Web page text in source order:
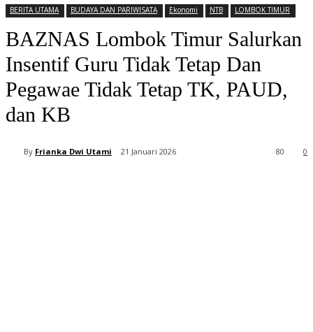
BERITA UTAMA BUDAYA DAN PARIWISATA Ekonomi NTB LOMBOK TIMUR
BAZNAS Lombok Timur Salurkan
Insentif Guru Tidak Tetap Dan
Pegawae Tidak Tetap TK, PAUD,
dan KB
By Frianka Dwi Utami 21 Januari 2026 0
80